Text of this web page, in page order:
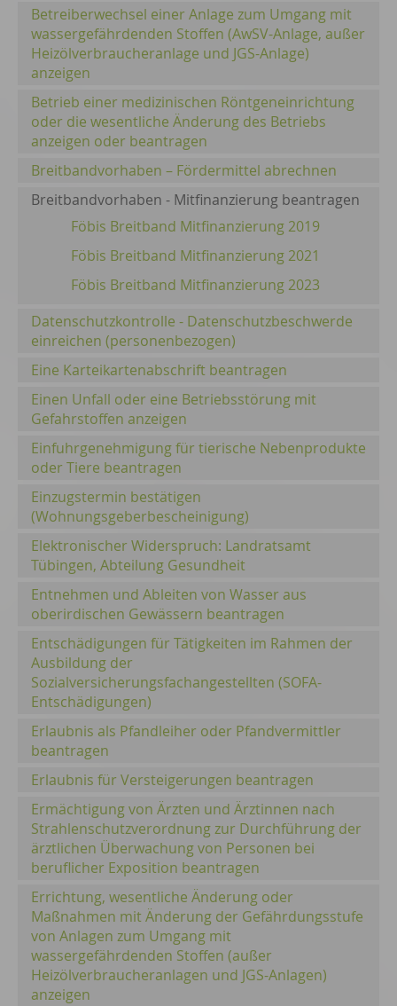
Betreiberwechsel einer Anlage zum Umgang mit
wassergefährdenden Stoffen (AwSV-Anlage, außer
Heizölverbraucheranlage und JGS-Anlage)
anzeigen
Betrieb einer medizinischen Röntgeneinrichtung
oder die wesentliche Änderung des Betriebs
anzeigen oder beantragen
Breitbandvorhaben – Fördermittel abrechnen
Breitbandvorhaben - Mitfinanzierung beantragen
Föbis Breitband Mitfinanzierung 2019
Föbis Breitband Mitfinanzierung 2021
Föbis Breitband Mitfinanzierung 2023
Datenschutzkontrolle - Datenschutzbeschwerde
einreichen (personenbezogen)
Eine Karteikartenabschrift beantragen
Einen Unfall oder eine Betriebsstörung mit
Gefahrstoffen anzeigen
Einfuhrgenehmigung für tierische Nebenprodukte
oder Tiere beantragen
Einzugstermin bestätigen
(Wohnungsgeberbescheinigung)
Elektronischer Widerspruch: Landratsamt
Tübingen, Abteilung Gesundheit
Entnehmen und Ableiten von Wasser aus
oberirdischen Gewässern beantragen
Entschädigungen für Tätigkeiten im Rahmen der
Ausbildung der
Sozialversicherungsfachangestellten (SOFA-
Entschädigungen)
Erlaubnis als Pfandleiher oder Pfandvermittler
beantragen
Erlaubnis für Versteigerungen beantragen
Ermächtigung von Ärzten und Ärztinnen nach
Strahlenschutzverordnung zur Durchführung der
ärztlichen Überwachung von Personen bei
beruflicher Exposition beantragen
Errichtung, wesentliche Änderung oder
Maßnahmen mit Änderung der Gefährdungsstufe
von Anlagen zum Umgang mit
wassergefährdenden Stoffen (außer
Heizölverbraucheranlagen und JGS-Anlagen)
anzeigen